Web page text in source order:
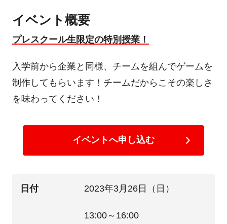
イベント概要
プレスクール生限定の特別授業！
入学前から企業と同様、チームを組んでゲームを
制作してもらいます！チームだからこその楽しさ
を味わってください！
イベントへ申し込む
日付 2023年3月26日（日）
13:00～16:00